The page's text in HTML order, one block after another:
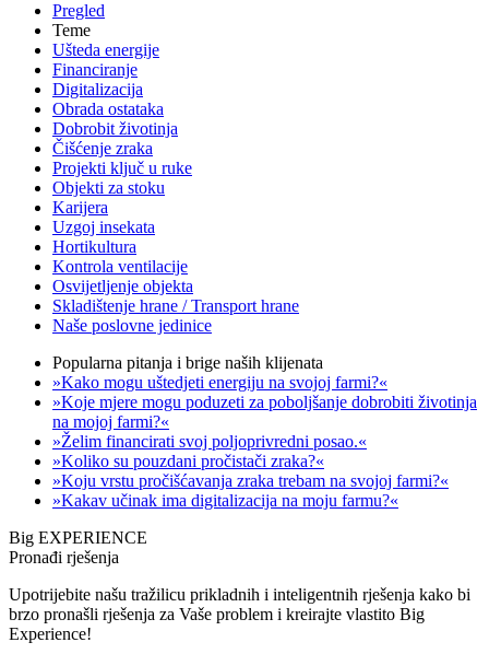
Pregled
Teme
Ušteda energije
Financiranje
Digitalizacija
Obrada ostataka
Dobrobit životinja
Čišćenje zraka
Projekti ključ u ruke
Objekti za stoku
Karijera
Uzgoj insekata
Hortikultura
Kontrola ventilacije
Osvijetljenje objekta
Skladištenje hrane / Transport hrane
Naše poslovne jedinice
Popularna pitanja i brige naših klijenata
»Kako mogu uštedjeti energiju na svojoj farmi?«
»Koje mjere mogu poduzeti za poboljšanje dobrobiti životinja
na mojoj farmi?«
»Želim financirati svoj poljoprivredni posao.«
»Koliko su pouzdani pročistači zraka?«
»Koju vrstu pročišćavanja zraka trebam na svojoj farmi?«
»Kakav učinak ima digitalizacija na moju farmu?«
Big EXPERIENCE
Pronađi rješenja
Upotrijebite našu tražilicu prikladnih i inteligentnih rješenja kako bi
brzo pronašli rješenja za Vaše problem i kreirajte vlastito Big
Experience!